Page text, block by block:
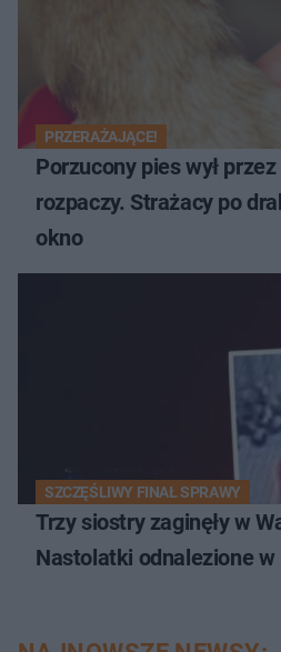
PRZERAŻAJĄCE!
Porzucony pies wył
rozpaczy. Strażacy po
okno
SZCZĘŚLIWY FINAŁ SPRAWY
Trzy siostry zaginęły w
Nastolatki odnalezione w